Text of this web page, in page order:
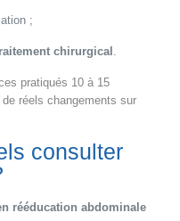
;
chirurgical .
pratiqués 10 à 15
réels changements sur
consulter
rééducation abdominale